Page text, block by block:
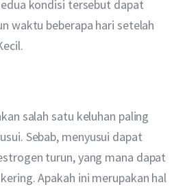
kondisi tersebut dapat
waktu beberapa hari setelah
salah satu keluhan paling
Sebab, menyusui dapat
turun, yang mana dapat
Apakah ini merupakan hal